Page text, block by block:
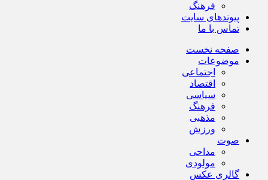
فرهنگ
پیوندهای سایت
تماس با ما
صفحه نخست
موضوعات
اجتماعی
اقتصاد
سیاسی
فرهنگ
مذهبی
ورزش
صوت
مداحی
مولودی
گالری عکس